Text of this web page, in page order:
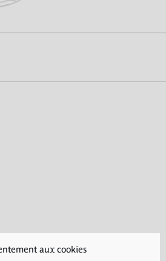
aux cookies